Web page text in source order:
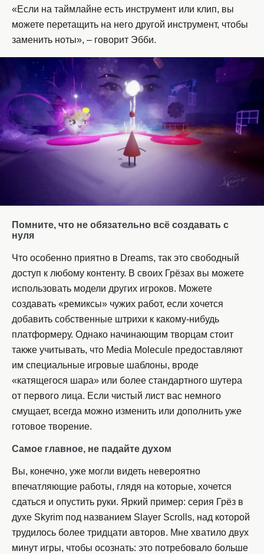
«Если на таймлайне есть инструмент или клип, вы
можете перетащить на него другой инструмент, чтобы
заменить ноты», – говорит Эбби.
Помните, что не обязательно всё создавать с
нуля
Что особенно приятно в Dreams, так это свободный
доступ к любому контенту. В своих Грёзах вы можете
использовать модели других игроков. Можете
создавать «ремиксы» чужих работ, если хочется
добавить собственные штрихи к какому-нибудь
платформеру. Однако начинающим творцам стоит
также учитывать, что Media Molecule предоставляют
им специальные игровые шаблоны, вроде
«катящегося шара» или более стандартного шутера
от первого лица. Если чистый лист вас немного
смущает, всегда можно изменить или дополнить уже
готовое творение.
Самое главное, не падайте духом
Вы, конечно, уже могли видеть невероятно
впечатляющие работы, глядя на которые, хочется
сдаться и опустить руки. Яркий пример: серия Грёз в
духе Skyrim под названием Slayer Scrolls, над которой
трудилось более тридцати авторов. Мне хватило двух
минут игры, чтобы осознать: это потребовало больше